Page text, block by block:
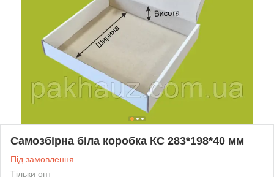
Самозбірна біла коробка КС 283*198*40 мм
Під замовлення
Тільки опт